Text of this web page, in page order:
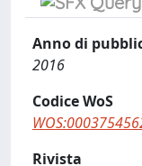
Anno di
2016
Codice WoS
Rivista